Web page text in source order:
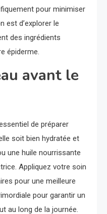
pour minimiser
est d’explorer le
des ingrédients
épiderme.
avant le
de préparer
soit bien hydratée et
une huile nourrissante
Appliquez votre soin
pour une meilleure
pour garantir un
au long de la journée.